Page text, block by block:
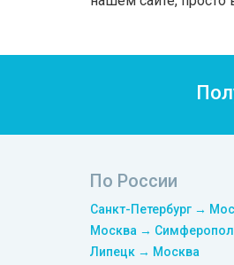
По России
Санкт-Петербург →
Москва →
Липецк → Москва